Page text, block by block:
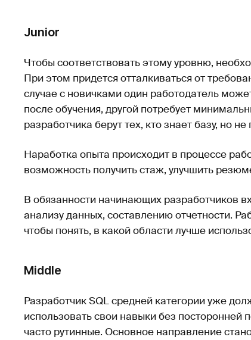
Junior
Чтобы соответствовать этому уровню,
При этом придется отталкиваться от
случае с новичками один работодатель
после обучения, другой потребует
разработчика берут тех, кто знает базу, но
Наработка опыта происходит в процессе
возможность получить стаж, улучшить
В обязанности начинающих разработчиков
анализу данных, составлению отчетности.
чтобы понять, в какой области лучше
Middle
Разработчик SQL средней категории уже
использовать свои навыки без
часто рутинные. Основное направление